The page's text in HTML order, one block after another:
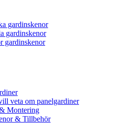
gardinskenor
gardinskenor
gardinskenor
veta om panelgardiner
Montering
& Tillbehör